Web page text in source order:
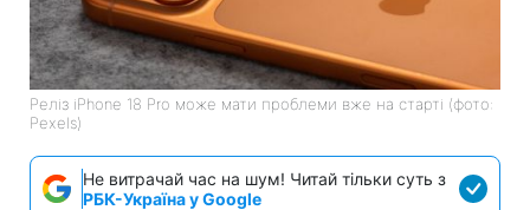
Реліз iPhone 18 Pro може мати проблеми вже на старті (фото:
Pexels)
Не витрачай час на шум! Читай тільки суть з
РБК-Україна у Google